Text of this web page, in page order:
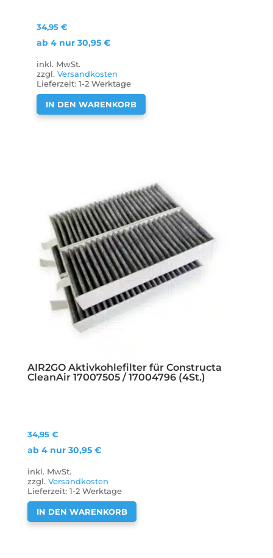
34,95 €
ab 4 nur 30,95 €
inkl. MwSt.
zzgl. Versandkosten
Lieferzeit: 1-2 Werktage
IN DEN WARENKORB
AIR2GO Aktivkohlefilter für Constructa
CleanAir 17007505 / 17004796 (4St.)
34,95€
ab 4 nur30,95€
inkl. MwSt.
zzgl.Versandkosten
Lieferzeit:1-2 Werktage
IN DEN WARENKORB